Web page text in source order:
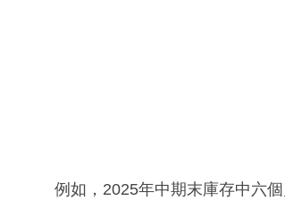
例如，2025年中期末庫存中六